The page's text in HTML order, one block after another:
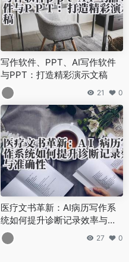
写作软件、PPT、AI写作软件
与PPT：打造精彩演示文稿
21 0
医疗文书革新：AI病历写作系
统如何提升诊断记录效率与准
确性
27 0